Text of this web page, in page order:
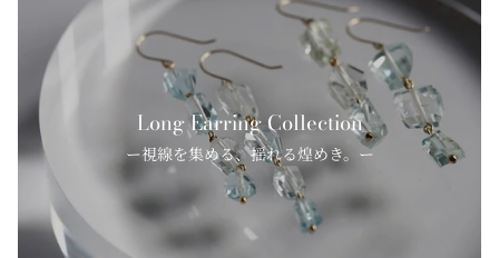
Long Earring Collection
ー視線を集める、揺れる煌めき。ー